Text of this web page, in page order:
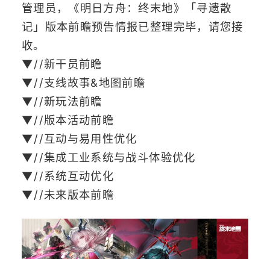
管理员，《明日方舟：终末地》「寻遗散
记」版本前瞻预告情报已整理完毕，请您接
收。
▼//新干员前瞻
▼//支线故事&地图前瞻
▼//新玩法前瞻
▼//版本活动前瞻
▼//互动与易用性优化
▼//集成工业系统与战斗体验优化
▼//系统互动优化
▼//未来版本前瞻